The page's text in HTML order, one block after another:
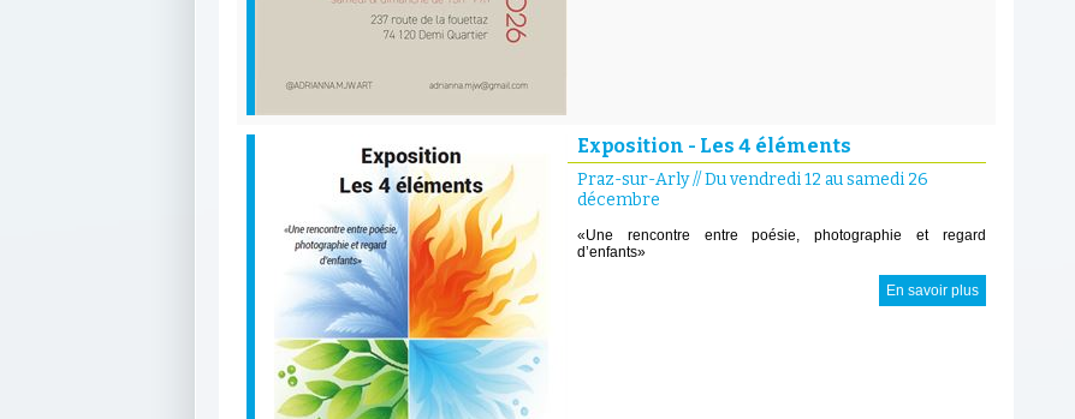
Exposition - Les 4 éléments
Praz-sur-Arly//Du vendredi 12 au samedi 26
décembre
«Une rencontre entre poésie, photographie et regard
d’enfants»
En savoir plus